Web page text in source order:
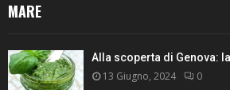
MARE
Alla scoperta di Genova:
13 Giugno, 2024 0